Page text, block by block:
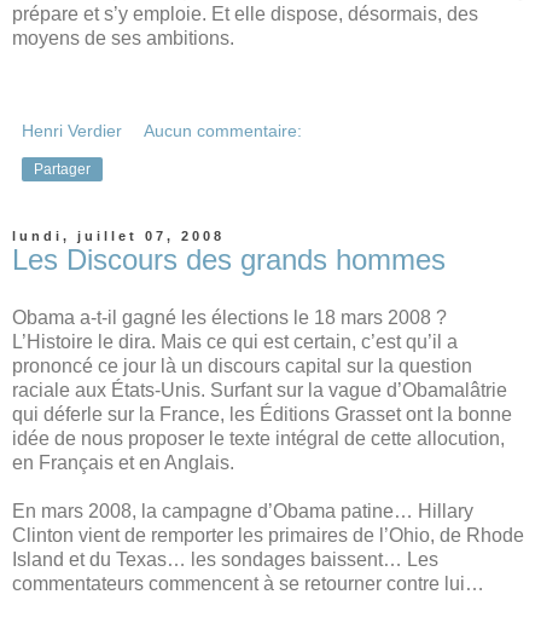
prépare et s’y emploie. Et elle dispose, désormais, des
moyens de ses ambitions.
Henri Verdier Aucun commentaire:
Partager
lundi, juillet 07, 2008
Les Discours des grands hommes
Obama a-t-il gagné les élections le 18 mars 2008 ?
L’Histoire le dira. Mais ce qui est certain, c’est qu’il a
prononcé ce jour là un discours capital sur la question
raciale aux États-Unis. Surfant sur la vague d’Obamalâtrie
qui déferle sur la France, les Éditions Grasset ont la bonne
idée de nous proposer le texte intégral de cette allocution,
en Français et en Anglais.
En mars 2008, la campagne d’Obama patine… Hillary
Clinton vient de remporter les primaires de l’Ohio, de Rhode
Island et du Texas… les sondages baissent… Les
commentateurs commencent à se retourner contre lui…